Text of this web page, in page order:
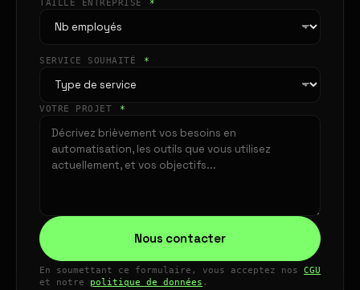
TAILLE ENTREPRISE *
SERVICE SOUHAITÉ *
VOTRE PROJET *
Nous contacter
En soumettant ce formulaire, vous acceptez nos CGU
et notre politique de données .